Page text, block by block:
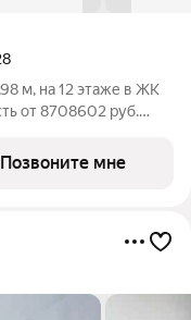
м, на 12 этаже в ЖК
Проект
Позвоните мне